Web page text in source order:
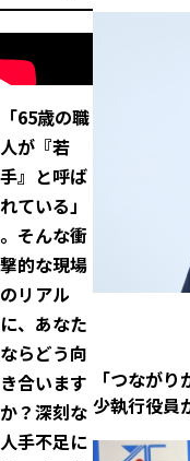
「65歳の職
人が『若
手』と呼ば
れている」
――。そんな衝
撃的な現場
のリアル
に、あなた
ならどう向
き合います
か？深刻な
人手不足に
「つなが
少執行役員